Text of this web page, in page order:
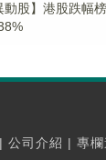
動股】港股跌幅
| 公司介紹 | 專